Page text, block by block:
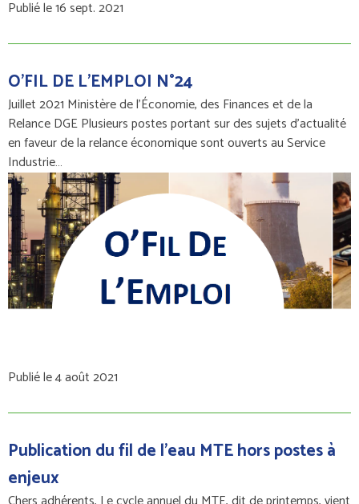
Publié le 16 sept. 2021
O'FIL DE L'EMPLOI N°24
Juillet 2021 Ministère de l'Économie, des Finances et de la
Relance DGE Plusieurs postes portant sur des sujets d’actualité
en faveur de la relance économique sont ouverts au Service
Industrie…
Publié le 4 août 2021
Publication du fil de l'eau MTE hors postes à
enjeux